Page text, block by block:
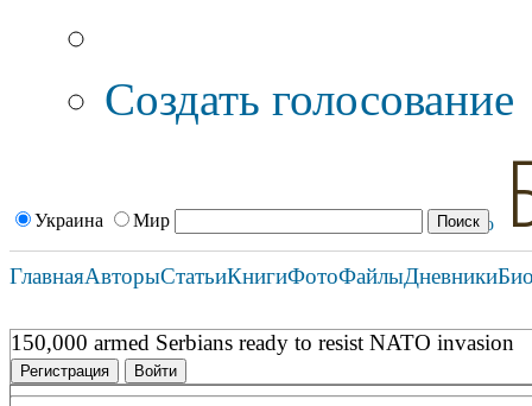
Создать голосование
Украина Мир
ГлавнаяАвторыСтатьиКнигиФотоФайлыДневники
150,000 armed Serbians ready to resist NATO invasion
Регистрация Войти